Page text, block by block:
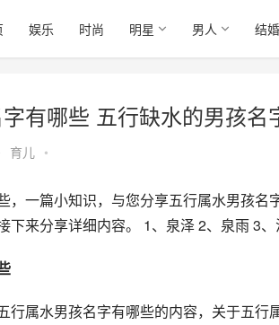
娱乐 时尚 明星 男人 结婚
有哪些 五行缺水的男孩名
育儿 •
，一篇小知识，与您分享五行属水男孩
下来分享详细内容。 1、泉泽 2、泉雨 3、
行属水男孩名字有哪些的内容，关于五